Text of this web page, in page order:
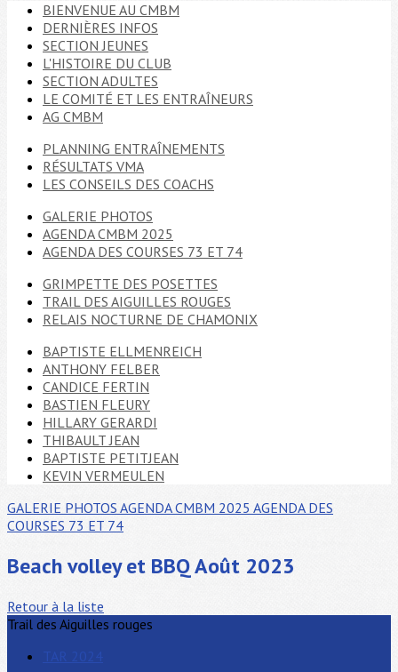
BIENVENUE AU CMBM
DERNIÈRES INFOS
SECTION JEUNES
L'HISTOIRE DU CLUB
SECTION ADULTES
LE COMITÉ ET LES ENTRAÎNEURS
AG CMBM
PLANNING ENTRAÎNEMENTS
RÉSULTATS VMA
LES CONSEILS DES COACHS
GALERIE PHOTOS
AGENDA CMBM 2025
AGENDA DES COURSES 73 ET 74
GRIMPETTE DES POSETTES
TRAIL DES AIGUILLES ROUGES
RELAIS NOCTURNE DE CHAMONIX
BAPTISTE ELLMENREICH
ANTHONY FELBER
CANDICE FERTIN
BASTIEN FLEURY
HILLARY GERARDI
THIBAULT JEAN
BAPTISTE PETITJEAN
KEVIN VERMEULEN
GALERIE PHOTOS AGENDA CMBM 2025 AGENDA DES
COURSES 73 ET 74
Beach volley et BBQ Août 2023
Retour à la liste
Trail des Aiguilles rouges
TAR 2024